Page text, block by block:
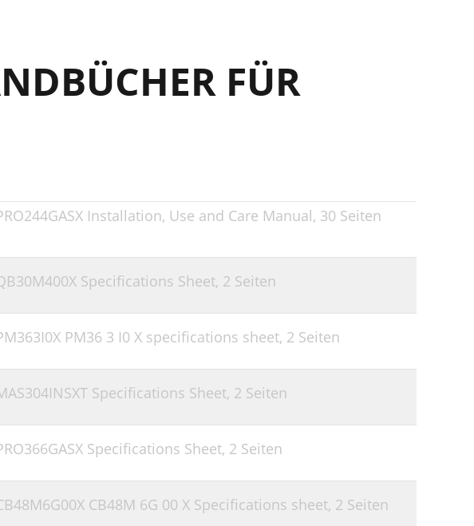
FÜR
Installation, Use and Care Manual, 30 Seiten
Specifications Sheet, 2 Seiten
PM36 3 I0 X specifications sheet, 2 Seiten
Specifications Sheet, 2 Seiten
Specifications Sheet, 2 Seiten
CB48M 6G 00 X Specifications sheet, 2 Seiten